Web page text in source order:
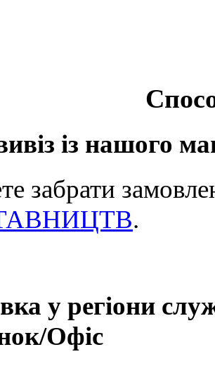
із нашого
забрати
.
у регіони
Офіс